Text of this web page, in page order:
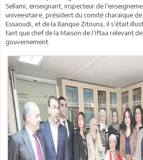
Sellami, enseignant, inspecteur de
univeesitaire, président du comité charaïque
Essaoudi, et de la Banque Zitouna, il s’était
tant que chef de la Maison de l’Iftaa relevant
gouvernement.